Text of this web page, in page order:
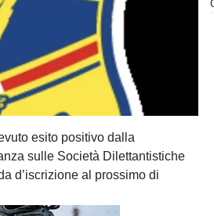
esito positivo dalla
sulle Società Dilettantistiche
d’iscrizione al prossimo di